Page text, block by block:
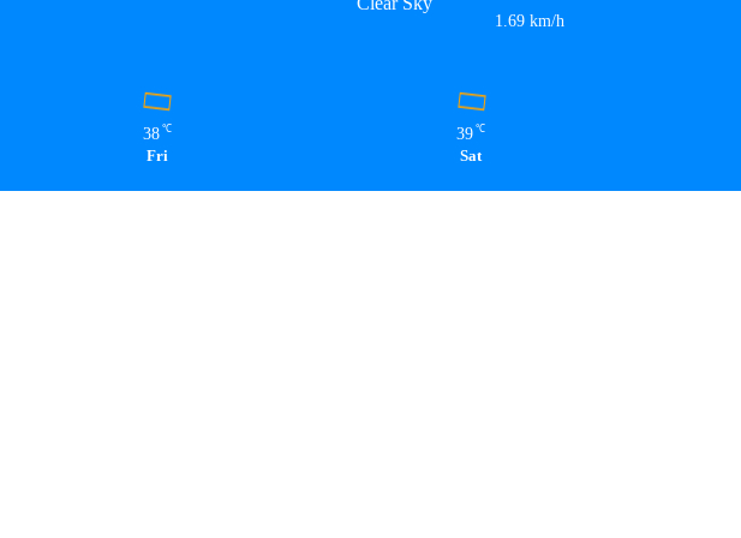
1.69 km/h
38 ℃
Fri
39 ℃
Sat